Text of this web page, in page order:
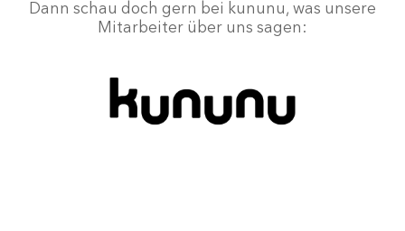
Dann schau doch gern bei kununu, was unsere
Mitarbeiter über uns sagen: